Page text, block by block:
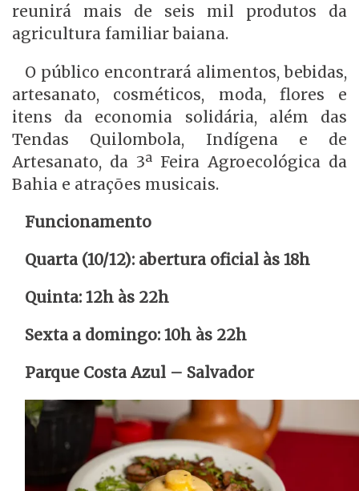
reunirá mais de seis mil produtos da
agricultura familiar baiana.
O público encontrará alimentos, bebidas,
artesanato, cosméticos, moda, flores e
itens da economia solidária, além das
Tendas Quilombola, Indígena e de
Artesanato, da 3ª Feira Agroecológica da
Bahia e atrações musicais.
Funcionamento
Quarta (10/12): abertura oficial às 18h
Quinta: 12h às 22h
Sexta a domingo: 10h às 22h
Parque Costa Azul – Salvador